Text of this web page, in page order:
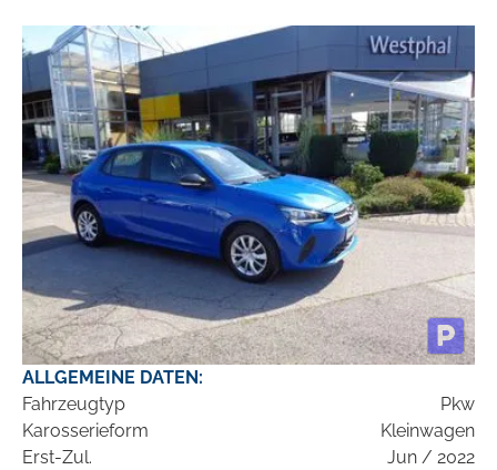
ALLGEMEINE DATEN:
Fahrzeugtyp
Pkw
Karosserieform
Kleinwagen
Erst-Zul.
Jun / 2022